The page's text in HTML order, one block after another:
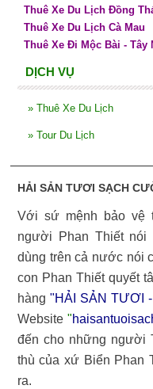
Thuê Xe Du Lịch Đồng
Thuê Xe Du Lịch Cà Mau
Thuê Xe Đi Mộc Bài - Tây
DỊCH VỤ
» Thuê Xe Du Lịch
» Tour Du Lịch
HẢI SẢN TƯƠI SẠCH
Với sứ mệnh bảo vệ
người Phan Thiết
dùng trên cả nước nói
con Phan Thiết quyết
hàng "HẢI SẢN TƯƠI
Website"
đến cho những người
thù của xứ Biển Phan
ra.